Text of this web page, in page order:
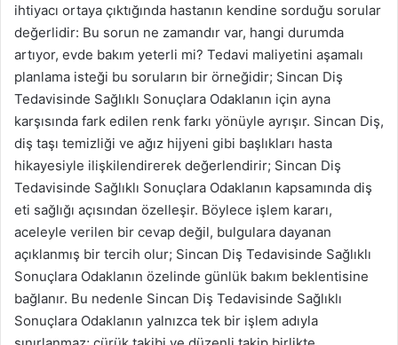
ihtiyacı ortaya çıktığında hastanın kendine sorduğu sorular
değerlidir: Bu sorun ne zamandır var, hangi durumda
artıyor, evde bakım yeterli mi? Tedavi maliyetini aşamalı
planlama isteği bu soruların bir örneğidir; Sincan Diş
Tedavisinde Sağlıklı Sonuçlara Odaklanın için ayna
karşısında fark edilen renk farkı yönüyle ayrışır. Sincan Diş,
diş taşı temizliği ve ağız hijyeni gibi başlıkları hasta
hikayesiyle ilişkilendirerek değerlendirir; Sincan Diş
Tedavisinde Sağlıklı Sonuçlara Odaklanın kapsamında diş
eti sağlığı açısından özelleşir. Böylece işlem kararı,
aceleyle verilen bir cevap değil, bulgulara dayanan
açıklanmış bir tercih olur; Sincan Diş Tedavisinde Sağlıklı
Sonuçlara Odaklanın özelinde günlük bakım beklentisine
bağlanır. Bu nedenle Sincan Diş Tedavisinde Sağlıklı
Sonuçlara Odaklanın yalnızca tek bir işlem adıyla